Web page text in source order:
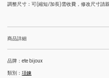
調整尺寸：可(縮短/加長)需收費，修改尺寸請親
商品詳細
品牌：ete bijoux
類別： 項鍊